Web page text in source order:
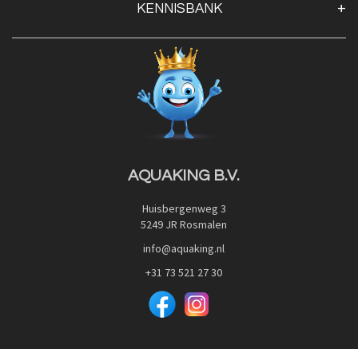
Openingstijden
Contact
Privacy Policy
Veilig betalen met:
KENNISBANK
Blog
Advies
Red Label Filter Series
Nishikigoi-Ô
JPD Japan Pet Design
AQUAKING B.V.
Huisbergenweg 3
5249 JR Rosmalen
info@aquaking.nl
+31 73 521 27 30